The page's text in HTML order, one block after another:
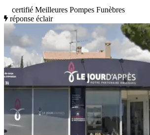
certifié Meilleures Pompes Funèbres
réponse éclair